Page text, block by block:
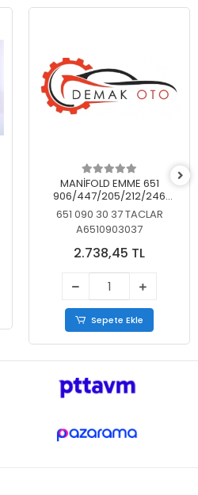
MANİFOLD EMME 651
906/447/205/212/246
KELEBEKSİZ
651 090 30 37 TACLAR
A6510903037
2.738,45 TL
Sepete Ekle